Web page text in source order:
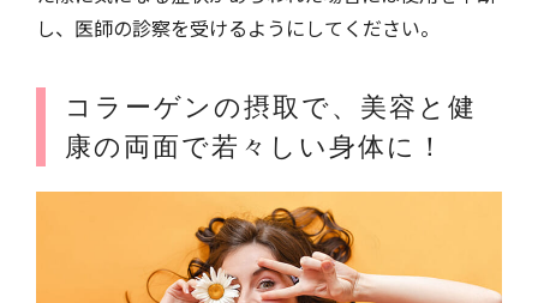
し、医師の診察を受けるようにしてください。
コラーゲンの摂取で、美容と健
康の両面で若々しい身体に！